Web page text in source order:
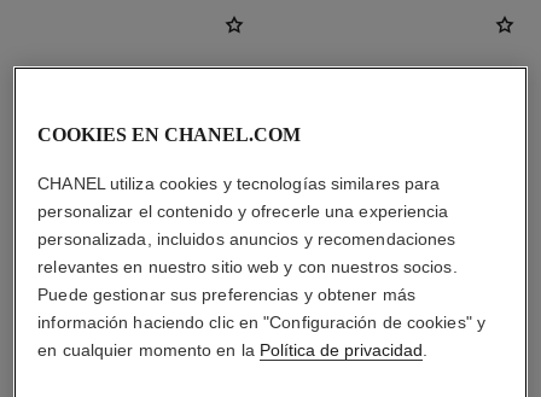
baume essentiel
Stick Iluminador Multiusos
chance
Eau de Parfum Vaporizador
COOKIES EN CHANEL.COM
CHANEL utiliza cookies y tecnologías similares para
personalizar el contenido y ofrecerle una experiencia
personalizada, incluidos anuncios y recomendaciones
relevantes en nuestro sitio web y con nuestros socios.
Puede gestionar sus preferencias y obtener más
información haciendo clic en "Configuración de cookies" y
en cualquier momento en la Política de privacidad